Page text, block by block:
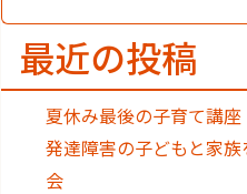
最近の投稿
夏休み最後の子育て講座
発達障害の子どもと家
会